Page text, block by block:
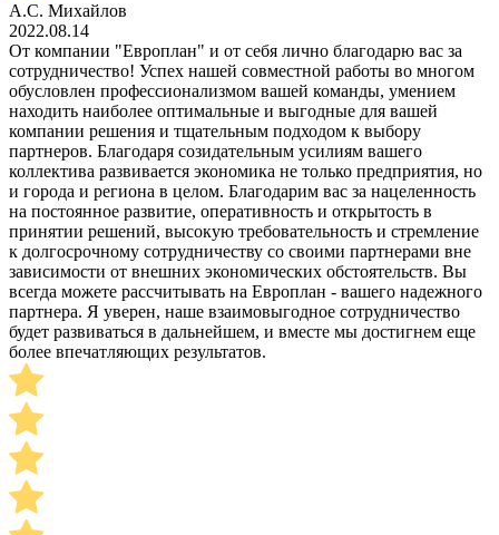
А.С. Михайлов
2022.08.14
От компании "Европлан" и от себя лично благодарю вас за
сотрудничество! Успех нашей совместной работы во многом
обусловлен профессионализмом вашей команды, умением
находить наиболее оптимальные и выгодные для вашей
компании решения и тщательным подходом к выбору
партнеров. Благодаря созидательным усилиям вашего
коллектива развивается экономика не только предприятия, но
и города и региона в целом. Благодарим вас за нацеленность
на постоянное развитие, оперативность и открытость в
принятии решений, высокую требовательность и стремление
к долгосрочному сотрудничеству со своими партнерами вне
зависимости от внешних экономических обстоятельств. Вы
всегда можете рассчитывать на Европлан - вашего надежного
партнера. Я уверен, наше взаимовыгодное сотрудничество
будет развиваться в дальнейшем, и вместе мы достигнем еще
более впечатляющих результатов.